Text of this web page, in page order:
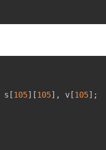
s [105] [105] , v [105] ;